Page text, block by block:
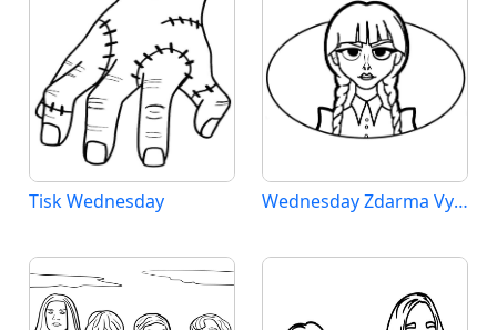
Tisk Wednesday Wednesday Zdarma Vymalovatelné Obrázek